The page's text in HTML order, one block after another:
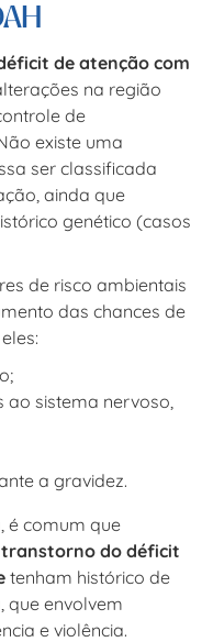
de atenção com
na região
de
existe uma
ser classificada
ainda que
genético (casos
de risco ambientais
das chances de
ao sistema nervoso,
a gravidez.
é comum que
transtorno do déficit
tenham histórico de
que envolvem
e violência.